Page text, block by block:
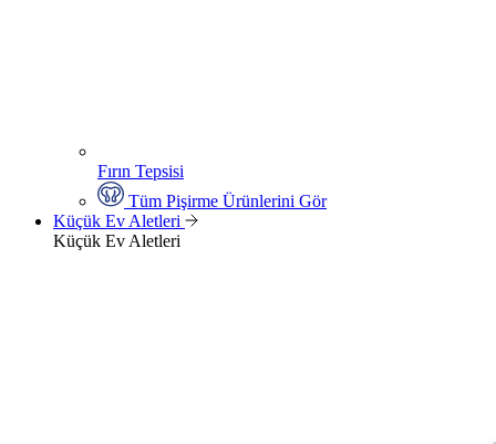
Fırın Tepsisi
Tüm Pişirme Ürünlerini Gör
Küçük Ev Aletleri
Küçük Ev Aletleri